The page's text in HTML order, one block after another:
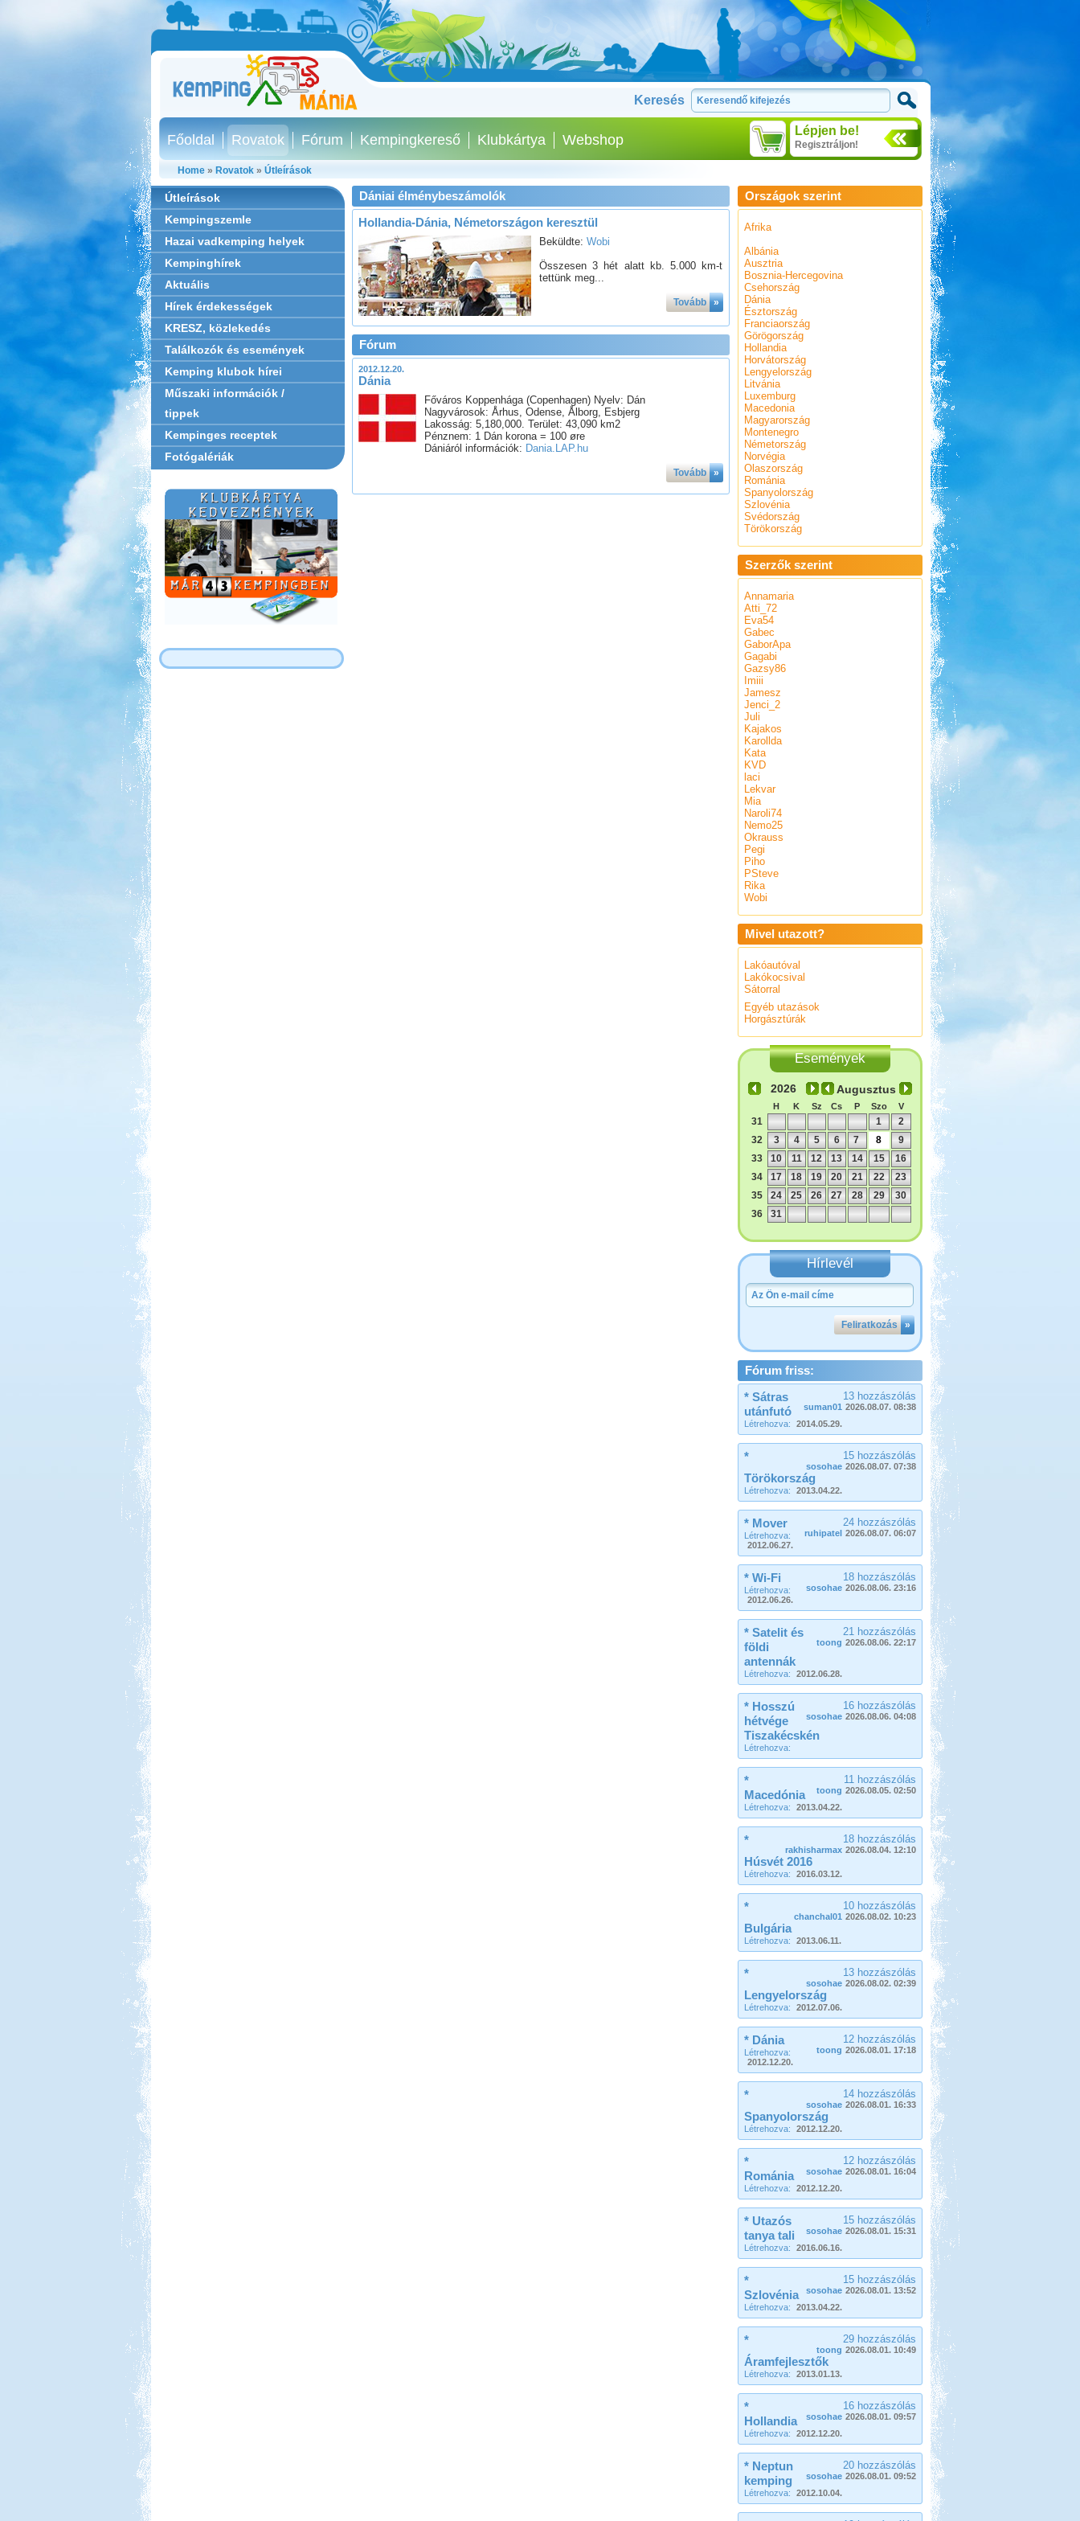
Keresés
Lépjen be!
Regisztráljon!
Főoldal Rovatok Fórum Kempingkereső Klubkártya Webshop
Home» Rovatok» Útleírások
Útleírások
Kempingszemle
Hazai vadkemping helyek
Kempinghírek
Aktuális
Hírek érdekességek
KRESZ, közlekedés
Találkozók és események
Kemping klubok hírei
Műszaki információk /
tippek
Kempinges receptek
Fotógalériák
Dániai élménybeszámolók
Hollandia-Dánia, Németországon keresztül
Beküldte: Wobi
Összesen 3 hét alatt kb. 5.000 km-t
tettünk meg...
Tovább »
Fórum
2012.12.20.
Dánia
Főváros Koppenhága (Copenhagen) Nyelv: Dán
Nagyvárosok: Århus, Odense, Ålborg, Esbjerg
Lakosság: 5,180,000. Terület: 43,090 km2
Pénznem: 1 Dán korona = 100 øre
Dániáról információk: Dania.LAP.hu
Tovább »
Országok szerint
Afrika
Albánia
Ausztria
Bosznia-Hercegovina
Csehország
Dánia
Észtország
Franciaország
Görögország
Hollandia
Horvátország
Lengyelország
Litvánia
Luxemburg
Macedonia
Magyarország
Montenegro
Németország
Norvégia
Olaszország
Románia
Spanyolország
Szlovénia
Svédország
Törökország
Szerzők szerint
Annamaria
Atti_72
Eva54
Gabec
GaborApa
Gagabi
Gazsy86
Imiii
Jamesz
Jenci_2
Juli
Kajakos
Karollda
Kata
KVD
laci
Lekvar
Mia
Naroli74
Nemo25
Okrauss
Pegi
Piho
PSteve
Rika
Wobi
Mivel utazott?
Lakóautóval
Lakókocsival
Sátorral
Egyéb utazások
Horgásztúrák
Események
Augusztus
H K Sz Cs P Szo V
31 1
2
32
3 4 5 6 7 8
9
33
10 11 12 13 14 15
16
34
17 18 19 20 21 22
23
35
24 25 26 27 28 29
30
36
31
Hírlevél
Feliratkozás »
Fórum friss:
13 hozzászólás
suman01 2026.08.07. 08:38
* Sátras
utánfutó
Létrehozva: 2014.05.29.
15 hozzászólás
sosohae 2026.08.07. 07:38
*
Törökország
Létrehozva: 2013.04.22.
24 hozzászólás
ruhipatel 2026.08.07. 06:07
* Mover
Létrehozva:
2012.06.27.
18 hozzászólás
sosohae 2026.08.06. 23:16
* Wi-Fi
Létrehozva:
2012.06.26.
21 hozzászólás
toong 2026.08.06. 22:17
* Satelit és
földi
antennák
Létrehozva: 2012.06.28.
16 hozzászólás
sosohae 2026.08.06. 04:08
* Hosszú
hétvége
Tiszakécskén
Létrehozva:
11 hozzászólás
toong 2026.08.05. 02:50
*
Macedónia
Létrehozva: 2013.04.22.
18 hozzászólás
rakhisharmax 2026.08.04. 12:10
*
Húsvét 2016
Létrehozva: 2016.03.12.
10 hozzászólás
chanchal01 2026.08.02. 10:23
*
Bulgária
Létrehozva: 2013.06.11.
13 hozzászólás
sosohae 2026.08.02. 02:39
*
Lengyelország
Létrehozva: 2012.07.06.
12 hozzászólás
toong 2026.08.01. 17:18
* Dánia
Létrehozva:
2012.12.20.
14 hozzászólás
sosohae 2026.08.01. 16:33
*
Spanyolország
Létrehozva: 2012.12.20.
12 hozzászólás
sosohae 2026.08.01. 16:04
*
Románia
Létrehozva: 2012.12.20.
15 hozzászólás
sosohae 2026.08.01. 15:31
* Utazós
tanya tali
Létrehozva: 2016.06.16.
15 hozzászólás
sosohae 2026.08.01. 13:52
*
Szlovénia
Létrehozva: 2013.04.22.
29 hozzászólás
toong 2026.08.01. 10:49
*
Áramfejlesztők
Létrehozva: 2013.01.13.
16 hozzászólás
sosohae 2026.08.01. 09:57
*
Hollandia
Létrehozva: 2012.12.20.
20 hozzászólás
sosohae 2026.08.01. 09:52
* Neptun
kemping
Létrehozva: 2012.10.04.